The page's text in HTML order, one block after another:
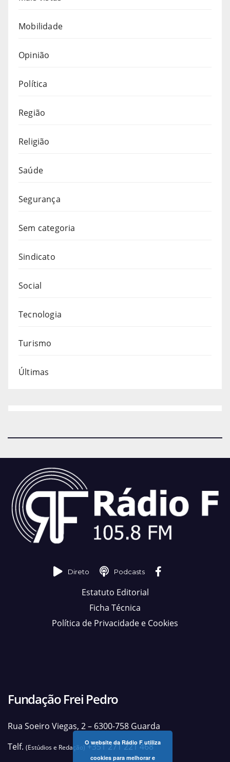
Mobilidade
Opinião
Política
Região
Religião
Saúde
Segurança
Sem categoria
Sindicato
Social
Tecnologia
Turismo
Últimas
Direto Podcasts
Estatuto Editorial
Ficha Técnica
Política de Privacidade e Cookies
Fundação Frei Pedro
Rua Soeiro Viegas, 2 – 6300-758 Guarda
Telf. (Estúdios e Redação)+351 271 221 468
O website da Rádio F utiliza
cookies para melhorar e